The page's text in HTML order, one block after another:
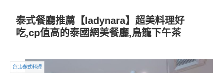
泰式餐廳推薦【ladynara】超美料理好
吃,cp值高的泰國網美餐廳,鳥籠下午茶
台北泰式料理